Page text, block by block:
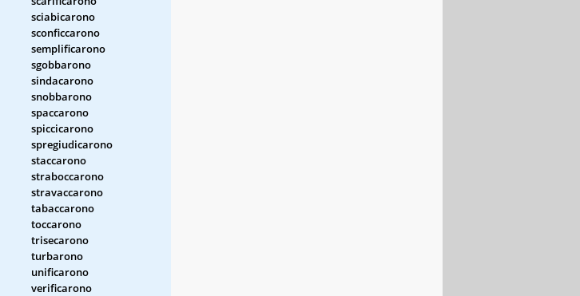
sciabicarono
sconficcarono
semplificarono
sgobbarono
sindacarono
snobbarono
spaccarono
spiccicarono
spregiudicarono
staccarono
straboccarono
stravaccarono
tabaccarono
toccarono
trisecarono
turbarono
unificarono
verificarono